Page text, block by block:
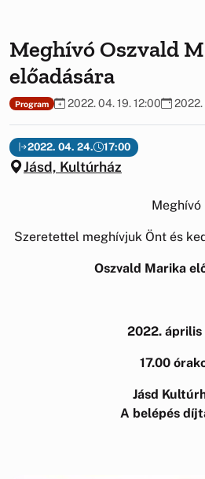
Meghívó Oszvald
előadására
Program 2022. 04. 19. 12:00 2022.
2022. 04. 24. 17:00
Jásd, Kultúrház
Meghívó
Szeretettel meghívjuk Önt és
Oszvald Marika
2022. április
17.00
Jásd
A belépés